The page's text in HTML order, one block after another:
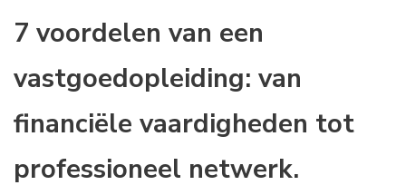
7 voordelen van een
vastgoedopleiding: van
financiële vaardigheden tot
professioneel netwerk.